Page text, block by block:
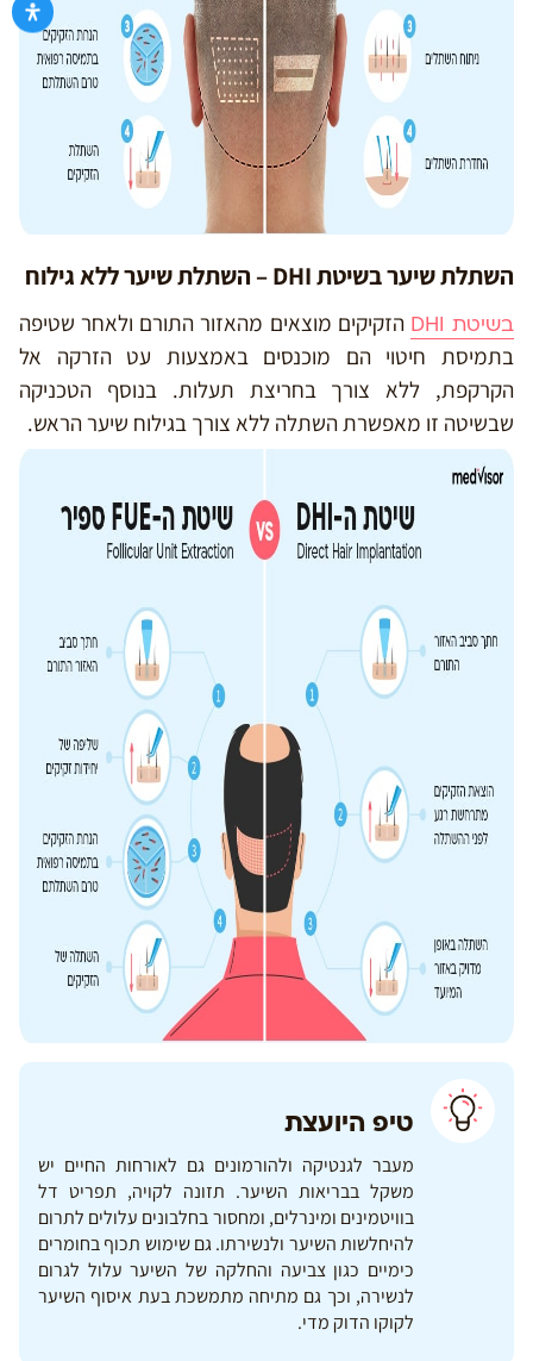
השתלת שיער בשיטת DHI – השתלת שיער ללא גילוח
בשיטת DHI
הזקיקים מוצאים מהאזור התורם ולאחר שטיפה
בתמיסת חיטוי הם מוכנסים באמצעות עט הזרקה אל
הקרקפת, ללא צורך בחריצת תעלות. בנוסף הטכניקה
שבשיטה זו מאפשרת השתלה ללא צורך בגילוח שיער הראש.
טיפ היועצת
מעבר לגנטיקה ולהורמונים גם לאורחות החיים יש
משקל בבריאות השיער. תזונה לקויה, תפריט דל
בוויטמינים ומינרלים, ומחסור בחלבונים עלולים לתרום
להיחלשות השיער ולנשירתו. גם שימוש תכוף בחומרים
כימיים כגון צביעה והחלקה של השיער עלול לגרום
לנשירה, וכך גם מתיחה מתמשכת בעת איסוף השיער
לקוקו הדוק מדי.